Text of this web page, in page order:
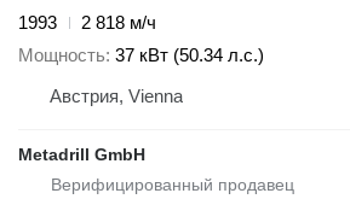
1993
2 818 м/ч
Мощность 37 кВт (50.34 л.с.)
Австрия, Vienna
Metadrill GmbH